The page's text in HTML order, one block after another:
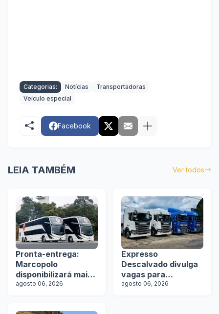
Categorias: Notícias
Transportadoras
Veículo especial
Facebook
LEIA TAMBÉM Ver todos
Pronta-entrega:
Marcopolo
disponibilizará mais
de 100 ônibus para
agosto 06, 2026
Expresso
Descalvado divulga
vagas para
motoristas
agosto 06, 2026